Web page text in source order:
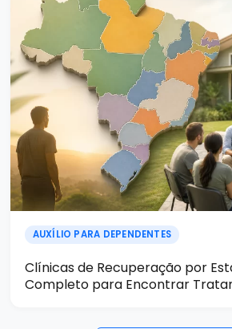
AUXÍLIO PARA DEPENDENTES
Clínicas de Recuperação por
Completo para Encontrar